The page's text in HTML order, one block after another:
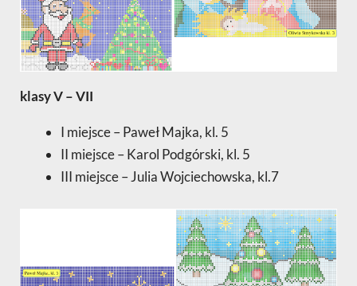
klasy V – VII
I miejsce – Paweł Majka, kl. 5
II miejsce – Karol Podgórski, kl. 5
III miejsce – Julia Wojciechowska, kl.7